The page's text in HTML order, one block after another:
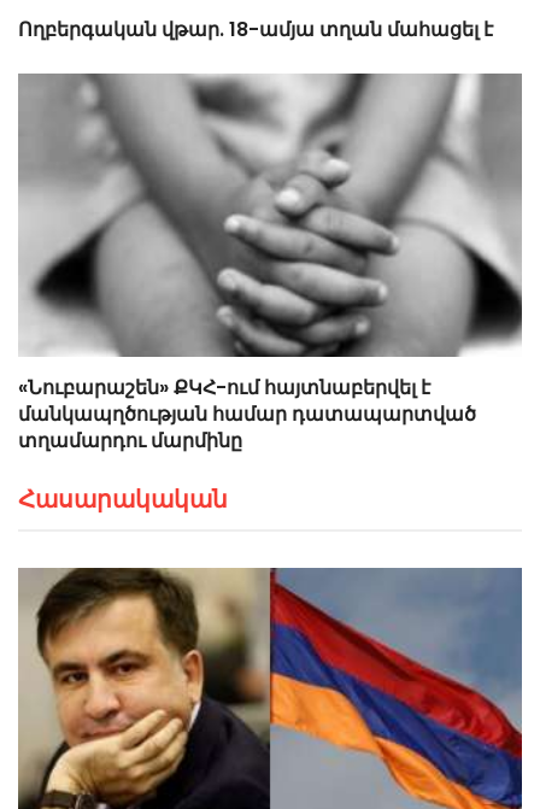
Ողբերգական վթար. 18-ամյա տղան մահացել է
«Նուբարաշեն» ՔԿՀ-ում հայտնաբերվել է
մանկապղծության համար դատապարտված
տղամարդու մարմինը
Հասարակական